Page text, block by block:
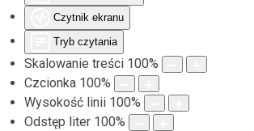
Czytnik ekranu
Tryb czytania
Skalowanie treści 100%
Czcionka 100%
Wysokość linii 100%
Odstęp liter 100%